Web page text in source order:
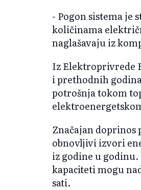
- Pogon sistema je
količinama
naglašavaju iz
Iz Elektroprivrede
i prethodnih
potrošnja tokom
Značajan
obnovljivi izvori
iz godine u
kapaciteti mogu
sati.